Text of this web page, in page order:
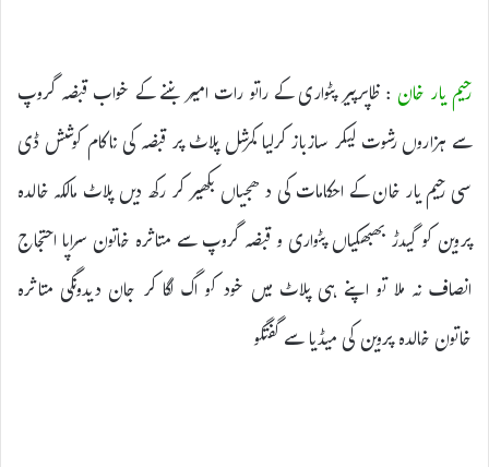
رحیم یار خان: ظاپرپیر پٹواری کے راتو رات امیر بننے کے خواب قبضہ گروپ
سے ہزاروں رشوت لیکر سازباز کرلیا کمرشل پلاٹ پر قبضہ کی ناکام کوشش ڈی
سی رحیم یار خان کے احکامات کی د ھجیاں بکھیر کر رکھ دیں پلاٹ مالکہ خالدہ
پروین کو گیدڑ بھبھکیاں پٹواری و قبضہ گروپ سے متاثرہ خاتون سراپا احتجاج
انصاف نہ ملا تو اپنے ہی پلاٹ میں خود کو اگ لگا کر جان دیدونگی متاثرہ
خاتون خالدہ پروین کی میڈیا سے گفتگو